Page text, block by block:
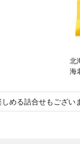
北
海
める詰合せもござい